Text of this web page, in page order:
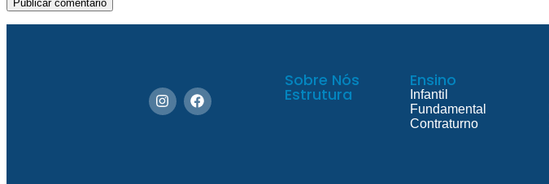
Sobre Nós
Estrutura
Ensino
Infantil
Fundamental
Contraturno